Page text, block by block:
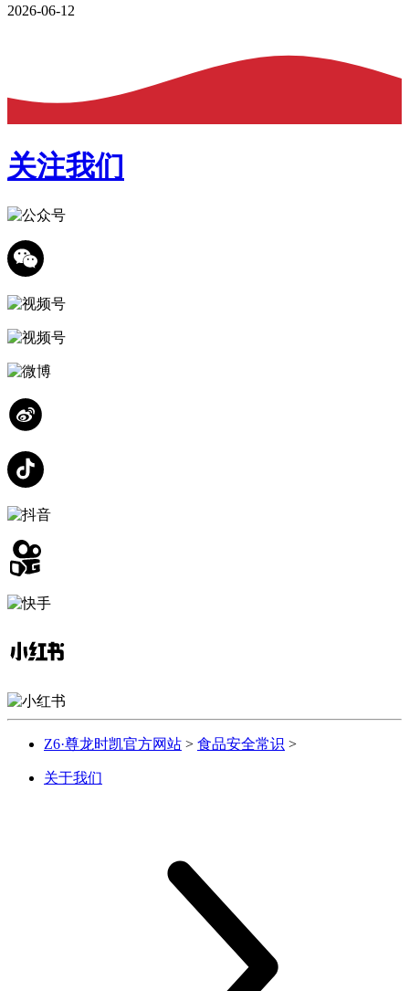
2026-06-12
关注我们
Z6·尊龙时凯官方网站 > 食品安全常识 >
关于我们